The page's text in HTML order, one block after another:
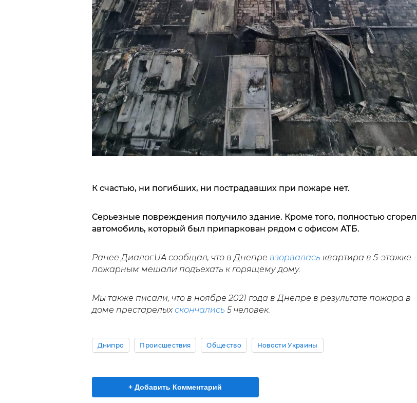
К счастью, ни погибших, ни пострадавших при пожаре нет.
Серьезные повреждения получило здание. Кроме того, полностью сгорел
автомобиль, который был припаркован рядом с офисом АТБ.
Ранее Диалог.UA сообщал, что в Днепре взорвалась квартира в 5-этажке -
пожарным мешали подъехать к горящему дому.
Мы также писали, что в ноябре 2021 года в Днепре в результате пожара в
доме престарелыхскончались 5 человек.
Днипро Происшествия Общество Новости Украины
+ Добавить Комментарий